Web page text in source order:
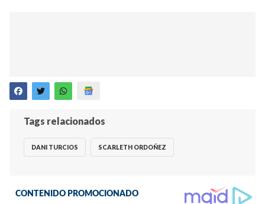
Tags relacionados
DANI TURCIOS SCARLETH ORDOÑEZ